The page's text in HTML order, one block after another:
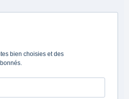
bien choisies et des